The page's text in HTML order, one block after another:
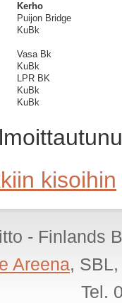
Kerho
Puijon Bridge
KuBk
Vasa Bk
KuBk
LPR BK
KuBk
KuBk
kisoihin
- Finlands
Areena,
Tel.